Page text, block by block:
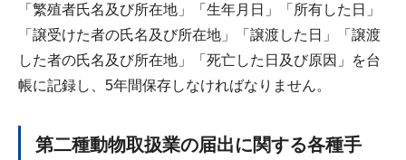
「繁殖者氏名及び所在地」「生年月日」「所有した日」
「譲受けた者の氏名及び所在地」「譲渡した日」「譲渡
した者の氏名及び所在地」「死亡した日及び原因」を台
帳に記録し、5年間保存しなければなりません。
第二種動物取扱業の届出に関する各種手